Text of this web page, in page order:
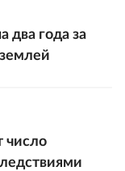
два года за
число